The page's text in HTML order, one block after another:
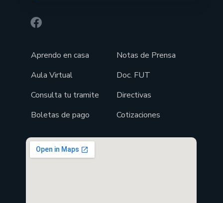
Aprendo en casa
Aula Virtual
Consulta tu tramite
Boletas de pago
Notas de Prensa
Doc. FUT
Directivas
Cotizaciones